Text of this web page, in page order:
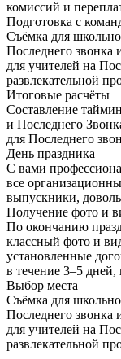
комиссий и
Подготовка с
Съёмка для
Последнего звонка
для учителей на
развлекательной
Итоговые расчёты
Составление
и Последнего
для Последнего
День праздника
С вами
все
выпускники,
Получение фото и
По окончанию
классный фото и
установленные
в течение 3–5
Выбор места
Съёмка для
Последнего звонка
для учителей на
развлекательной